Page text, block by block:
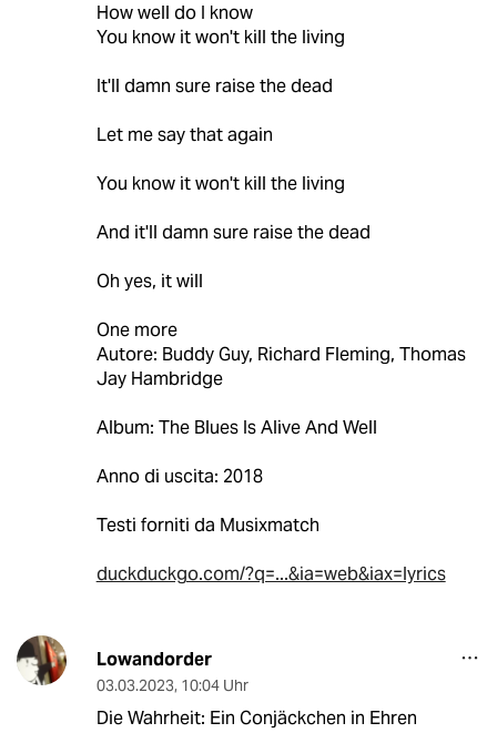
How well do I know
You know it won't kill the living
It'll damn sure raise the dead
Let me say that again
You know it won't kill the living
And it'll damn sure raise the dead
Oh yes, it will
One more
Autore: Buddy Guy, Richard Fleming, Thomas
Jay Hambridge
Album: The Blues Is Alive And Well
Anno di uscita: 2018
Testi forniti da Musixmatch
duckduckgo.com/?q=...&ia=web&iax=lyrics
Lowandorder
03.03.2023, 10:04 Uhr
Die Wahrheit: Ein Conjäckchen in Ehren